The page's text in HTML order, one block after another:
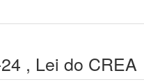
, Lei do CREA